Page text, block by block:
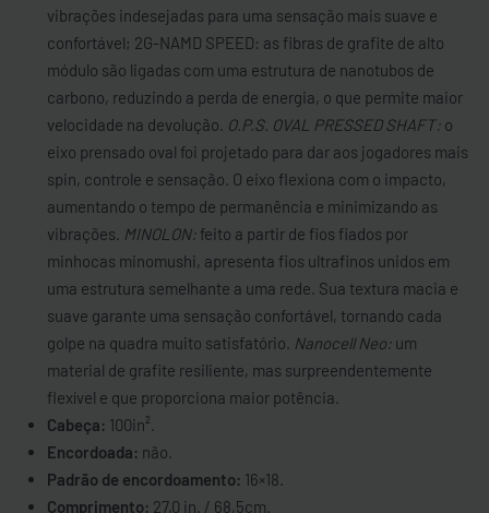
vibrações indesejadas para uma sensação mais suave e
confortável; 2G-NAMD SPEED: as fibras de grafite de alto
módulo são ligadas com uma estrutura de nanotubos de
carbono, reduzindo a perda de energia, o que permite maior
velocidade na devolução. O.P.S. OVAL PRESSED SHAFT: o
eixo prensado oval foi projetado para dar aos jogadores mais
spin, controle e sensação. O eixo flexiona com o impacto,
aumentando o tempo de permanência e minimizando as
vibrações. MINOLON: feito a partir de fios fiados por
minhocas minomushi, apresenta fios ultrafinos unidos em
uma estrutura semelhante a uma rede. Sua textura macia e
suave garante uma sensação confortável, tornando cada
golpe na quadra muito satisfatório. Nanocell Neo: um
material de grafite resiliente, mas surpreendentemente
flexível e que proporciona maior potência.
Cabeça: 100in².
Encordoada: não.
Padrão de encordoamento: 16×18.
Comprimento: 27,0 in. / 68,5cm.